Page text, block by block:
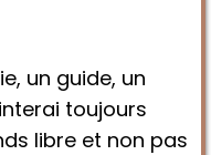
un guide, un
toujours
libre et non pas